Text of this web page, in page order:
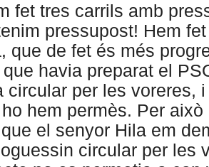
fet tres carrils amb
pressupost! Hem
que de fet és més
que havia preparat el
circular per les voreres,
hem permès. Per això
el senyor Hila em
circular per les